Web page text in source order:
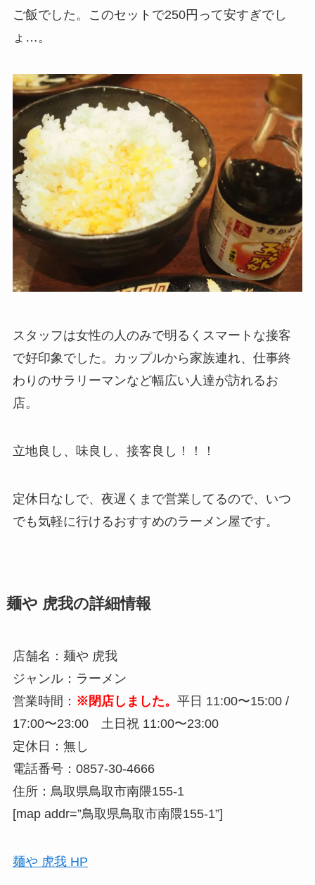
ご飯でした。このセットで250円って安すぎでし
ょ…。
スタッフは女性の人のみで明るくスマートな接客
で好印象でした。カップルから家族連れ、仕事終
わりのサラリーマンなど幅広い人達が訪れるお
店。
立地良し、味良し、接客良し！！！
定休日なしで、夜遅くまで営業してるので、いつ
でも気軽に行けるおすすめのラーメン屋です。
麺や 虎我の詳細情報
店舗名：麺や 虎我
ジャンル：ラーメン
営業時間： ※閉店しました。 平日 11:00〜15:00 /
17:00〜23:00 土日祝 11:00〜23:00
定休日：無し
電話番号：0857-30-4666
住所：鳥取県鳥取市南隈155-1
[map addr=”鳥取県鳥取市南隈155-1”]
麺や 虎我 HP